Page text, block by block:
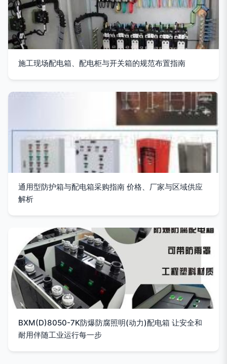
施工现场配电箱、配电柜与开关箱的规范布置指南
通用型防护箱与配电箱采购指南 价格、厂家与区域供应
解析
BXM(D)8050-7K防爆防腐照明(动力)配电箱 让安全和
耐用伴随工业运行每一步